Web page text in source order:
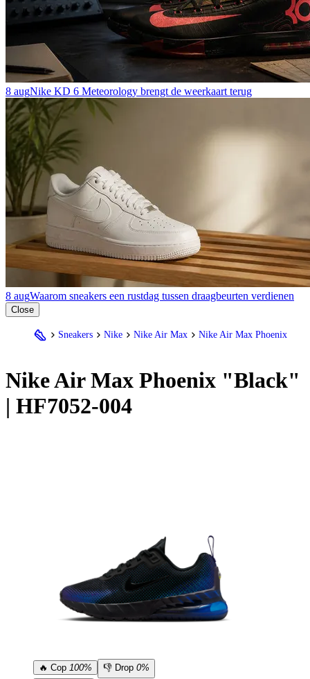
8 augNike KD 6 Meteorology brengt de weerkaart terug
8 augWaarom sneakers een rustdag tussen draagbeurten verdienen
Close
Sneakers Nike Nike Air Max Nike Air Max Phoenix
NikeAir Max Phoenix "Black"
| HF7052-004
🔥 Cop 100% 👎 Drop 0%